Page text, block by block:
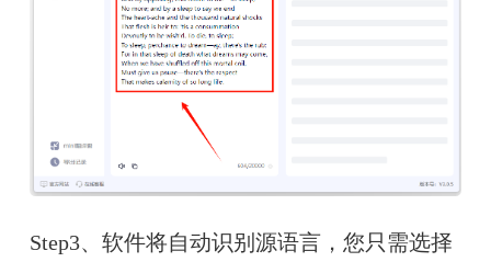
Step3、软件将自动识别源语言，您只需选择